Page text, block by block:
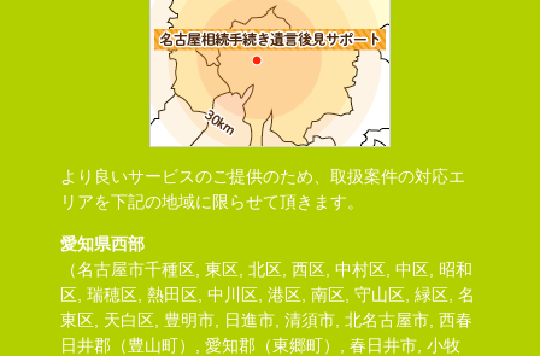
より良いサービスのご提供のため、取扱案件の対応エ
リアを下記の地域に限らせて頂きます。
愛知県西部
（名古屋市千種区, 東区, 北区, 西区, 中村区, 中区, 昭和
区, 瑞穂区, 熱田区, 中川区, 港区, 南区, 守山区, 緑区, 名
東区, 天白区, 豊明市, 日進市, 清須市, 北名古屋市, 西春
日井郡（豊山町）, 愛知郡（東郷町）, 春日井市, 小牧